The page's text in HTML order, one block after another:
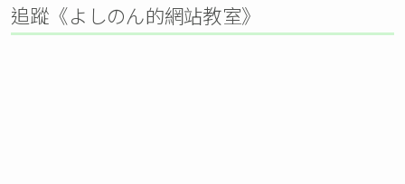
追蹤《よしのん的網站教室》